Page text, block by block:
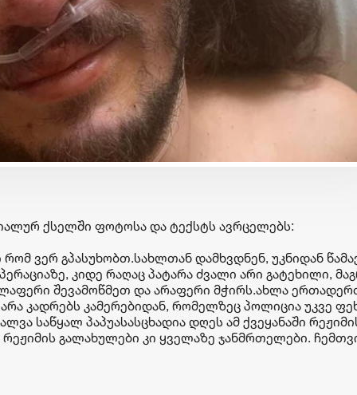
ქსელში ფოტოსა და ტექსტს ავრცელებს:
ვერ გპასუხობთ.სახლთან დამხვდნენ, უკნიდან
კიდე რაღაც პატარა ძვალი არი გატეხილი,
შევამოწმეთ და არაფერი მჭირს.ახლა
კადრებს კამერებიდან, რომელზეც პოლიცია უკვე
საწყალ პაპუასასცხადია დღეს ამ ქვეყანაში
გალახულები კი ყველაზე ჯანმრთელები.
ბიზნესი & ეკონომიკა
Euromoney-მ
საქართველოს ბანკი CEE
კატეგორიაში საუკეთესო
ბანკად დაასახელა
მიმართულებით
ბიზნესი & ეკონომიკა
საქართველოს